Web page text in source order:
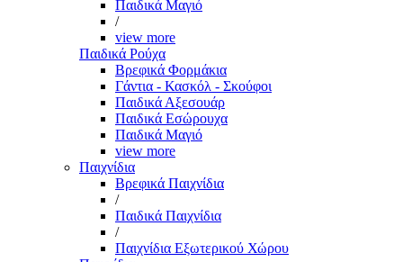
Παιδικά Μαγιό
/
view more
Παιδικά Ρούχα
Βρεφικά Φορμάκια
Γάντια - Κασκόλ - Σκούφοι
Παιδικά Αξεσουάρ
Παιδικά Εσώρουχα
Παιδικά Μαγιό
view more
Παιχνίδια
Βρεφικά Παιχνίδια
/
Παιδικά Παιχνίδια
/
Παιχνίδια Εξωτερικού Χώρου